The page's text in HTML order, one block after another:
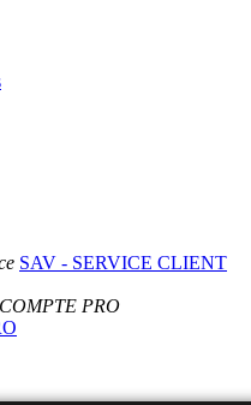
SAV - SERVICE CLIENT